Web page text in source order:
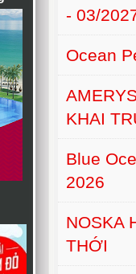
- 03/
Ocean
KHAI
Blue
2026
NOSKA
THỚI